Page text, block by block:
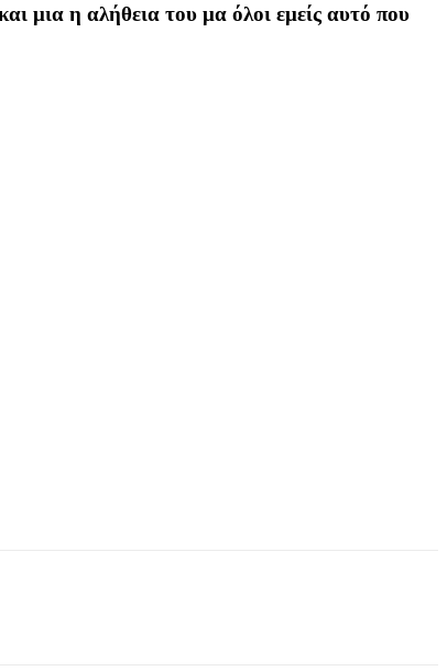
μια η αλήθεια του μα όλοι εμείς αυτό που